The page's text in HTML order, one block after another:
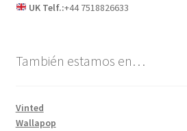
UK Telf.:+44 7518826633
También estamos en…
Vinted
Wallapop